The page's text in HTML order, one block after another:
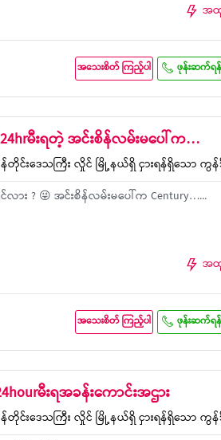
အထူ
အသေးစိတ် ကြည့်ပါ ဖုန်းဆက်ရန်
မီးရတဲ့ အင်းစိန်လမ်းမ​ပေါ်က…
ကုန်တိုင်းဒေသကြီး လှိုင် မြို့နယ်ရှိ ငှားရန်ရှိသော ကွ
ား ? 😜 အင်းစိန်လမ်းမ​ပေါ်က Century…...
အထူ
အသေးစိတ် ကြည့်ပါ ဖုန်းဆက်ရန်
မီးရအခန်းကောင်းအဌား
ကုန်တိုင်းဒေသကြီး လှိုင် မြို့နယ်ရှိ ငှားရန်ရှိသော ကွ